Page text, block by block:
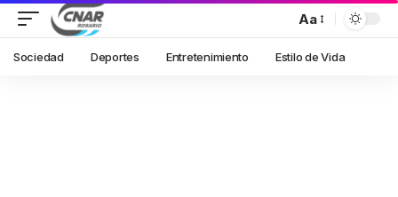
Aa
Sociedad Deportes Entretenimiento Estilo de Vida